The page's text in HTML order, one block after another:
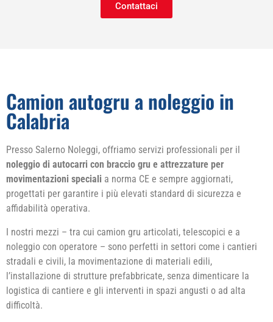
Contattaci
Camion autogru a noleggio in
Calabria
Presso Salerno Noleggi, offriamo servizi professionali per il
noleggio di autocarri con braccio gru e attrezzature per
movimentazioni speciali a norma CE e sempre aggiornati,
progettati per garantire i più elevati standard di sicurezza e
affidabilità operativa.
I nostri mezzi – tra cui camion gru articolati, telescopici e a
noleggio con operatore – sono perfetti in settori come i cantieri
stradali e civili, la movimentazione di materiali edili,
l’installazione di strutture prefabbricate, senza dimenticare la
logistica di cantiere e gli interventi in spazi angusti o ad alta
difficoltà.